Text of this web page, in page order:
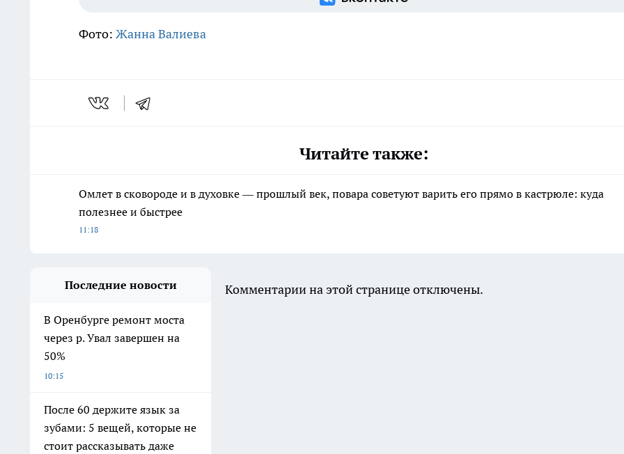
Фото: Жанна Валиева
Читайте также:
Омлет в сковороде и в духовке — прошлый век, повара советуют варить его прямо в кастрюле: куда
полезнее и быстрее
11:18
Последние новости
В Оренбурге ремонт моста
через р. Увал завершен на
50%
10:15
После 60 держите язык за
зубами: 5 вещей, которые не
стоит рассказывать даже
Комментарии на этой странице отключены.